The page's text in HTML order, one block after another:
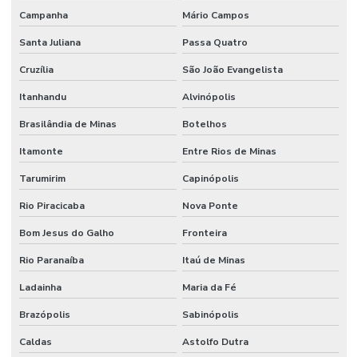
Campanha Mário Campos
Santa Juliana Passa Quatro
Cruzília São João Evangelista
Itanhandu Alvinópolis
Brasilândia de Minas Botelhos
Itamonte Entre Rios de Minas
Tarumirim Capinópolis
Rio Piracicaba Nova Ponte
Bom Jesus do Galho Fronteira
Rio Paranaíba Itaú de Minas
Ladainha Maria da Fé
Brazópolis Sabinópolis
Caldas Astolfo Dutra